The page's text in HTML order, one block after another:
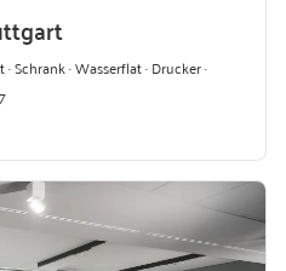
Schrank · Wasserflat · Drucker ·